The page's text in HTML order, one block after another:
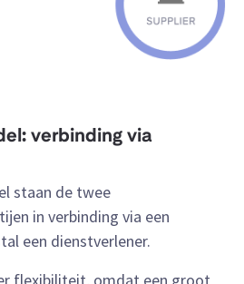
verbinding via
staan de twee
in verbinding via een
een dienstverlener.